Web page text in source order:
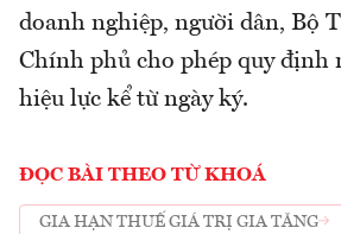
doanh nghiệp, người dân, Bộ
Chính phủ cho phép quy định
hiệu lực kể từ ngày ký.
ĐỌC BÀI THEO TỪ KHOÁ
GIA HẠN THUẾ GIÁ TRỊ GIA TĂNG